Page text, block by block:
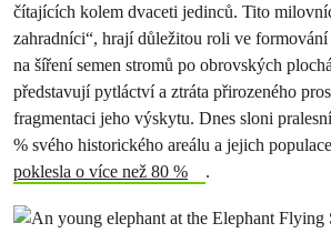
čítajících kolem dvaceti jedinců. Tito
zahradníci“, hrají důležitou roli ve formování
na šíření semen stromů po obrovských
představují pytláctví a ztráta přirozeného
fragmentaci jeho výskytu. Dnes sloni
% svého historického areálu a jejich populace
poklesla o více než 80 %
.